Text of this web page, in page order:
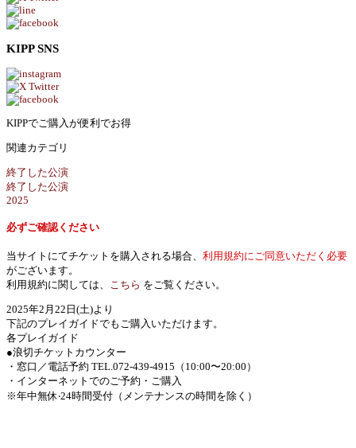
KIPP SNS
KIPPでご購入が便利でお得
関連カテゴリ
終了した公演
終了した公演
2025
必ずご確認ください
当サイトにてチケットを購入される場合、 利用規約にご同意いただく必要
がございます。
利用規約に関しては、
こちら をご覧ください。
2025年2月22日(土)より
下記のプレイガイドでもご購入いただけます。
各プレイガイド
●浪切チケットカウンター
・窓口／電話予約 TEL.072-439-4915（10:00〜20:00）
・インターネットでのご予約・ご購入
※年中無休‧24時間受付（メンテナンスの時間を除く）